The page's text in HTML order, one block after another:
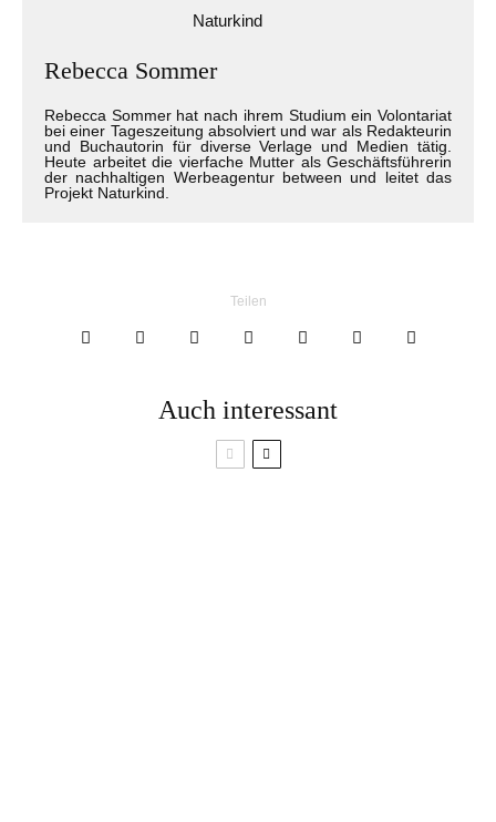
Rebecca Sommer
Rebecca Sommer hat nach ihrem Studium ein Volontariat
bei einer Tageszeitung absolviert und war als Redakteurin
und Buchautorin für diverse Verlage und Medien tätig.
Heute arbeitet die vierfache Mutter als Geschäftsführerin
der nachhaltigen Werbeagentur between und leitet das
Projekt Naturkind.
Teilen
Auch interessant